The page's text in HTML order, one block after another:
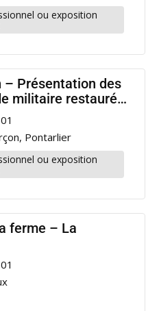
ou exposition
– Présentation des
militaire restaurés
Pontarlier
ou exposition
ferme – La